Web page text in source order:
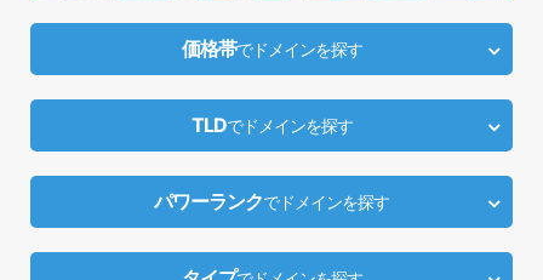
価格帯でドメインを探す
TLDでドメインを探す
パワーランクでドメインを探す